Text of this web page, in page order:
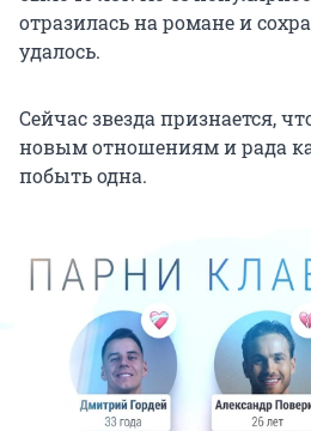
отразилась на романе и
удалось.
Сейчас звезда признается,
новым отношениям и рада
побыть одна.